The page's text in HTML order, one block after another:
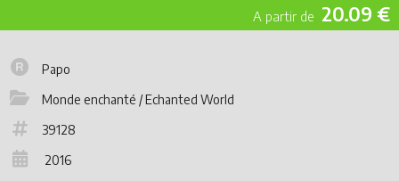
20.09 €
Papo
Monde enchanté / Echanted World
39128
2016